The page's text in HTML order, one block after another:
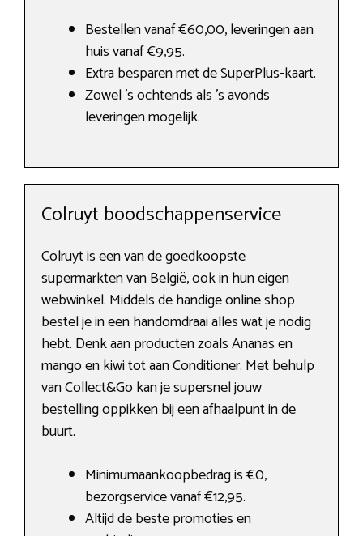
Bestellen vanaf €60,00, leveringen aan
huis vanaf €9,95.
Extra besparen met de SuperPlus-kaart.
Zowel ’s ochtends als ’s avonds
leveringen mogelijk.
Colruyt boodschappenservice
Colruyt is een van de goedkoopste
supermarkten van België, ook in hun eigen
webwinkel. Middels de handige online shop
bestel je in een handomdraai alles wat je nodig
hebt. Denk aan producten zoals Ananas en
mango en kiwi tot aan Conditioner. Met behulp
van Collect&Go kan je supersnel jouw
bestelling oppikken bij een afhaalpunt in de
buurt.
Minimumaankoopbedrag is €0,
bezorgservice vanaf €12,95.
Altijd de beste promoties en